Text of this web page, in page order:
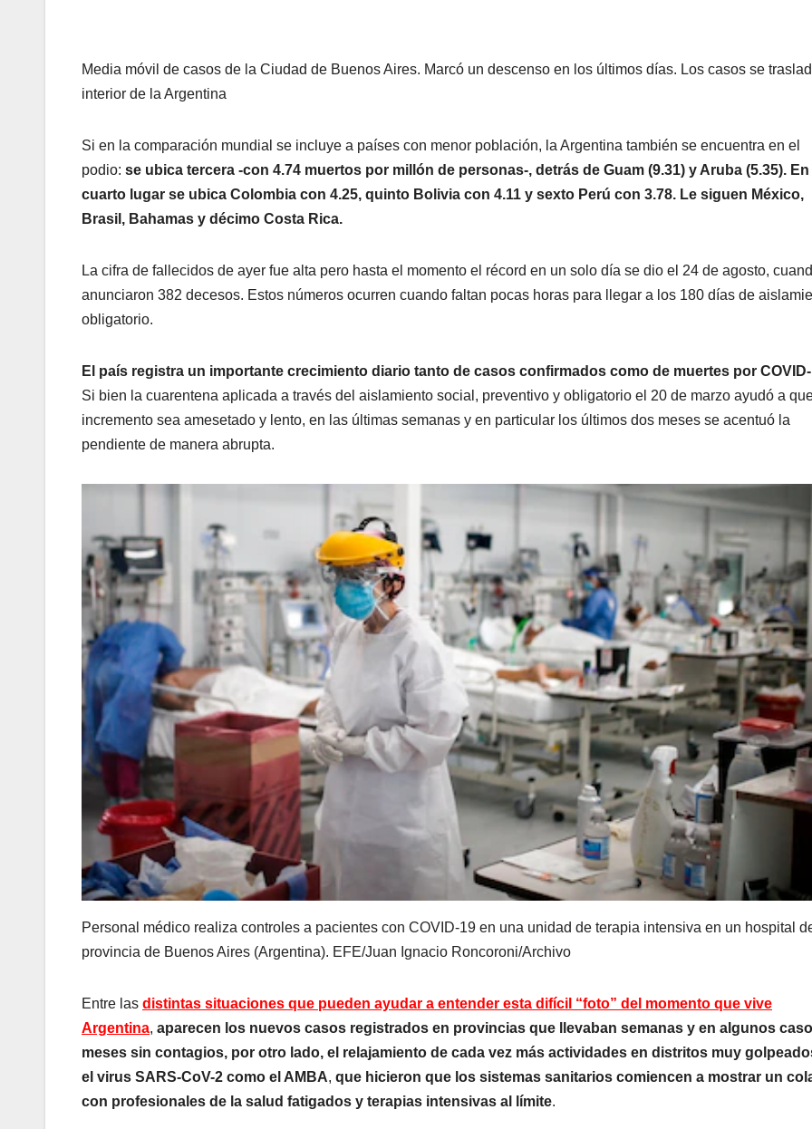
Media móvil de casos de la Ciudad de Buenos Aires. Marcó un descenso en los últimos días. Los casos se
interior de la Argentina
Si en la comparación mundial se incluye a países con menor población, la Argentina también se encuentra en el
podio: se ubica tercera -con 4.74 muertos por millón de personas-, detrás de Guam (9.31) y Aruba (5.35). En
cuarto lugar se ubica Colombia con 4.25, quinto Bolivia con 4.11 y sexto Perú con 3.78. Le siguen México,
Brasil, Bahamas y décimo Costa Rica.
La cifra de fallecidos de ayer fue alta pero hasta el momento el récord en un solo día se dio el 24 de agosto,
anunciaron 382 decesos. Estos números ocurren cuando faltan pocas horas para llegar a los 180 días de
obligatorio.
El país registra un importante crecimiento diario tanto de casos confirmados como de muertes por
Si bien la cuarentena aplicada a través del aislamiento social, preventivo y obligatorio el 20 de marzo ayudó a
incremento sea amesetado y lento, en las últimas semanas y en particular los últimos dos meses se acentuó la
pendiente de manera abrupta.
Personal médico realiza controles a pacientes con COVID-19 en una unidad de terapia intensiva en un hospital
provincia de Buenos Aires (Argentina). EFE/Juan Ignacio Roncoroni/Archivo
Entre las distintas situaciones que pueden ayudar a entender esta difícil “foto” del momento que vive
Argentina, aparecen los nuevos casos registrados en provincias que llevaban semanas y en algunos
meses sin contagios, por otro lado, el relajamiento de cada vez más actividades en distritos muy
el virus SARS-CoV-2 como el AMBA, que hicieron que los sistemas sanitarios comiencen a mostrar un
con profesionales de la salud fatigados y terapias intensivas al límite.